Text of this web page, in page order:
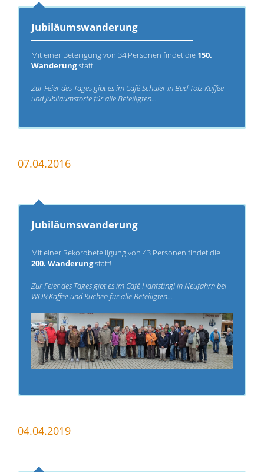
Jubiläumswanderung
Mit einer Beteiligung von 34 Personen findet die 150.
Wanderungstatt!
Zur Feier des Tages gibt es im Café Schuler in Bad Tölz Kaffee
und Jubiläumstorte für alle Beteiligten...
07.04.2016
Jubiläumswanderung
Mit einer Rekordbeteiligung von 43 Personen findet die
200. Wanderungstatt!
Zur Feier des Tages gibt es im Café Hanfstingl in Neufahrn bei
WOR Kaffee und Kuchen für alle Beteiligten...
04.04.2019